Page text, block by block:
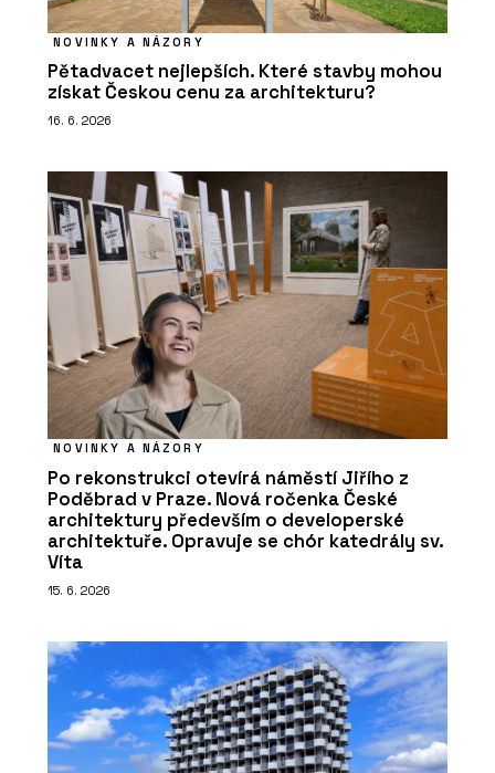
NOVINKY A NÁZORY
Pětadvacet nejlepších. Které stavby mohou
získat Českou cenu za architekturu?
16. 6. 2026
NOVINKY A NÁZORY
Po rekonstrukci otevírá náměstí Jiřího z
Poděbrad v Praze. Nová ročenka České
architektury především o developerské
architektuře. Opravuje se chór katedrály sv.
Víta
15. 6. 2026